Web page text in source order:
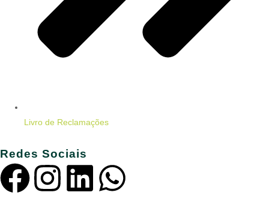
Livro de Reclamações
Redes Sociais